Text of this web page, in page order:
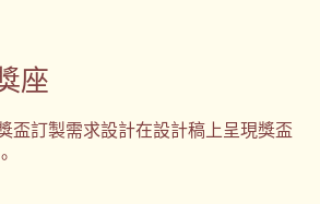
座
盃訂製需求設計在設計稿上呈現獎盃